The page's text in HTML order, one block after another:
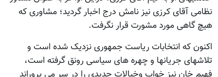
نظامی آقای کرزی نیز نامش درج اخبار گردید؛ مشاوری که
هیچ گاهی مورد مشورت قرار نگرفت.
اکنون که انتخابات ریاست جمهوری نزدیک شده است و
تلاشهای جریانها و چهره های سیاسی رونق گرفته است،